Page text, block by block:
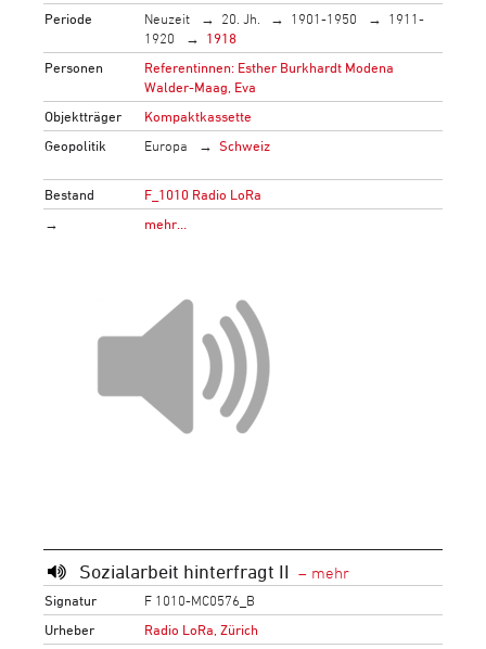
Periode
Neuzeit 20. Jh. 1901-1950
1911-
1920
1918
Personen
Referentinnen: Esther Burkhardt Modena
Walder-Maag, Eva
Objektträger
Kompaktkassette
Geopolitik
Europa Schweiz
Bestand
F_1010 Radio LoRa
→
mehr…
Sozialarbeit hinterfragt II
Signatur
F 1010-MC0576_B
Urheber
Radio LoRa, Zürich